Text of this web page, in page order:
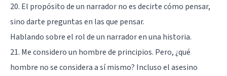
20. El propósito de un narrador no es decirte cómo pensar,
sino darte preguntas en las que pensar.
Hablando sobre el rol de un narrador en una historia.
21. Me considero un hombre de principios. Pero, ¿qué
hombre no se considera a sí mismo? Incluso el asesino